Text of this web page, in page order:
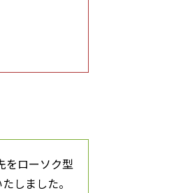
をローソク型
しました。